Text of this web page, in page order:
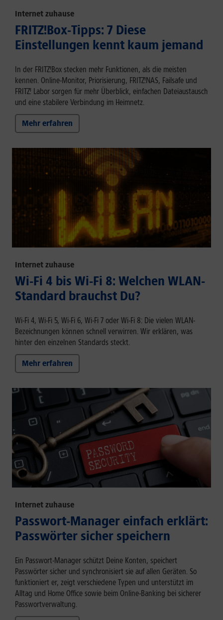
Internet zuhause
FRITZ!Box-Tipps: 7 Diese
Einstellungen kennt kaum jemand
In der FRITZ!Box stecken mehr Funktionen, als die meisten
kennen. Online-Monitor, Priorisierung, FRITZ!NAS, Failsafe und
FRITZ! Labor sorgen für mehr Überblick, einfachen Dateiaustausch
und eine stabilere Verbindung im Heimnetz.
Mehr erfahren
Internet zuhause
Wi-Fi 4 bis Wi-Fi 8: Welchen WLAN-
Standard brauchst Du?
Wi-Fi 4, Wi-Fi 5, Wi-Fi 6, Wi-Fi 7 oder Wi-Fi 8: Die vielen WLAN-
Bezeichnungen können schnell verwirren. Wir erklären, was
hinter den einzelnen Standards steckt.
Mehr erfahren
Internet zuhause
Passwort-Manager einfach erklärt:
Passwörter sicher speichern
Ein Passwort-Manager schützt Deine Konten, speichert
Passwörter sicher und synchronisiert sie auf allen Geräten. So
funktioniert er, zeigt verschiedene Typen und unterstützt im
Alltag und Home Office sowie beim Online-Banking bei sicherer
Passwortverwaltung.